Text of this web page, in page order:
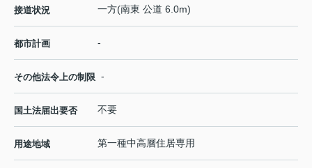
接道状況 一方(南東 公道 6.0m)
都市計画 -
その他法令上の制限 -
国土法届出要否 不要
用途地域 第一種中高層住居専用